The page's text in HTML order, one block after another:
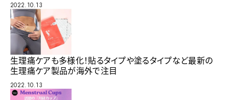
2022.10.13
生理痛ケアも多様化！貼るタイプや塗るタイプなど最新の
生理痛ケア製品が海外で注目
2022.10.13